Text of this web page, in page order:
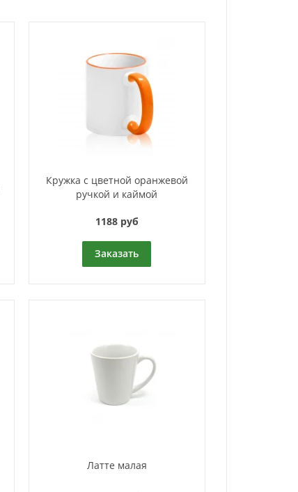
Кружка с цветной оранжевой
ручкой и каймой
1188 руб
Заказать
Латте малая